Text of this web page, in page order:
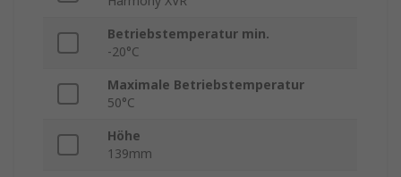
Betriebstemperatur min.
-20°C
Maximale Betriebstemperatur
50°C
Höhe
139mm